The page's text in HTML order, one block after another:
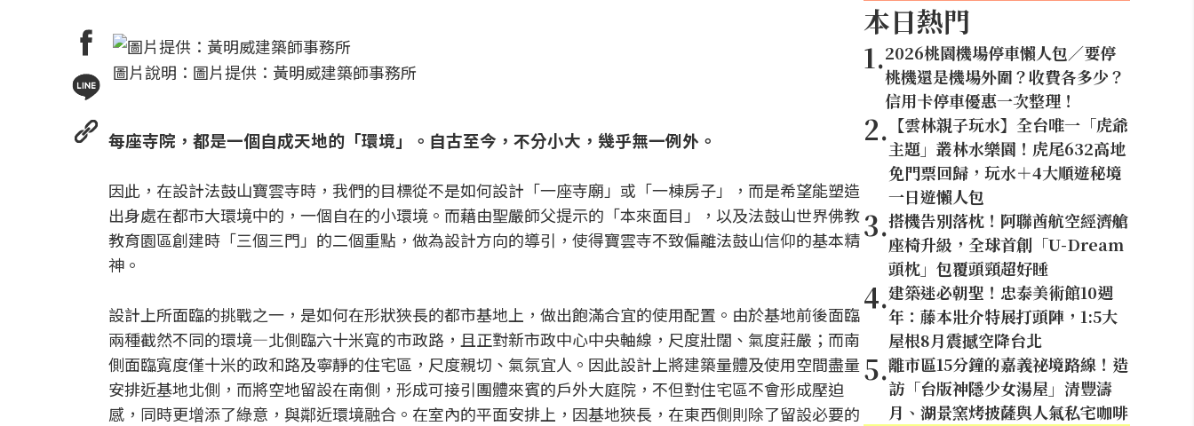
圖片說明：圖片提供：黃明威建築師事務所
每座寺院，都是一個自成天地的「環境」。自古至今，不分小大，幾乎無一例外。
因此，在設計法鼓山寶雲寺時，我們的目標從不是如何設計「一座寺廟」或「一棟房子」，而是希望能塑造
出身處在都市大環境中的，一個自在的小環境。而藉由聖嚴師父提示的「本來面目」，以及法鼓山世界佛教
教育園區創建時「三個三門」的二個重點，做為設計方向的導引，使得寶雲寺不致偏離法鼓山信仰的基本精
神。
設計上所面臨的挑戰之一，是如何在形狀狹長的都市基地上，做出飽滿合宜的使用配置。由於基地前後面臨
兩種截然不同的環境—北側臨六十米寬的市政路，且正對新市政中心中央軸線，尺度壯闊、氣度莊嚴；而南
側面臨寬度僅十米的政和路及寧靜的住宅區，尺度親切、氣氛宜人。因此設計上將建築量體及使用空間盡量
安排近基地北側，而將空地留設在南側，形成可接引團體來賓的戶外大庭院，不但對住宅區不會形成壓迫
感，同時更增添了綠意，與鄰近環境融合。在室內的平面安排上，因基地狹長，在東西側則除了留設必要的
本日熱門
1.2026桃園機場停車懶人包／要停
桃機還是機場外圍？收費各多少？
信用卡停車優惠一次整理！
2. 【雲林親子玩水】全台唯一「虎爺
主題」叢林水樂園！虎尾632高地
免門票回歸，玩水＋4大順遊秘境
一日遊懶人包
3.搭機告別落枕！阿聯酋航空經濟艙
座椅升級，全球首創「U-Dream
頭枕」包覆頭頸超好睡
4.建築迷必朝聖！忠泰美術館10週
年：藤本壯介特展打頭陣，1:5大
屋根8月震撼空降台北
5.離市區15分鐘的嘉義祕境路線！造
訪「台版神隱少女湯屋」清豐濤
月、湖景窯烤披薩與人氣私宅咖啡